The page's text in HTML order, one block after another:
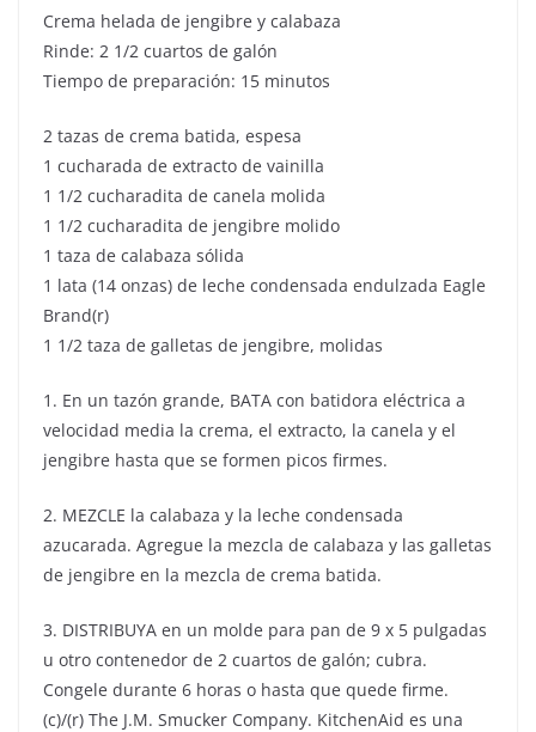
Crema helada de jengibre y calabaza
Rinde: 2 1/2 cuartos de galón
Tiempo de preparación: 15 minutos
2 tazas de crema batida, espesa
1 cucharada de extracto de vainilla
1 1/2 cucharadita de canela molida
1 1/2 cucharadita de jengibre molido
1 taza de calabaza sólida
1 lata (14 onzas) de leche condensada endulzada Eagle
Brand(r)
1 1/2 taza de galletas de jengibre, molidas
1. En un tazón grande, BATA con batidora eléctrica a
velocidad media la crema, el extracto, la canela y el
jengibre hasta que se formen picos firmes.
2. MEZCLE la calabaza y la leche condensada
azucarada. Agregue la mezcla de calabaza y las galletas
de jengibre en la mezcla de crema batida.
3. DISTRIBUYA en un molde para pan de 9 x 5 pulgadas
u otro contenedor de 2 cuartos de galón; cubra.
Congele durante 6 horas o hasta que quede firme.
(c)/(r) The J.M. Smucker Company. KitchenAid es una